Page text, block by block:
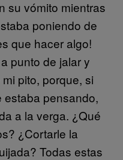
su vómito mientras
poniendo de
que hacer algo!
punto de jalar y
pito, porque, si
estaba pensando,
a la verga. ¿Qué
¿Cortarle la
Todas estas